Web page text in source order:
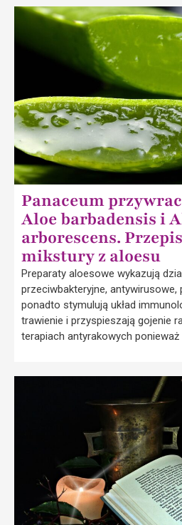
Panaceum
Aloe barbadensis i
arborescens.
mikstury z aloesu
Preparaty aloesowe wykazują
przeciwbakteryjne, antywirusowe,
ponadto stymulują układ
trawienie i przyspieszają gojenie
terapiach antyrakowych